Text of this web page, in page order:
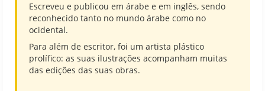
Escreveu e publicou em árabe e em inglês, sendo
reconhecido tanto no mundo árabe como no
ocidental.
Para além de escritor, foi um artista plástico
prolífico: as suas ilustrações acompanham muitas
das edições das suas obras.